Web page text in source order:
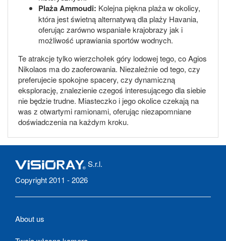
Plaża Ammoudi: Kolejna piękna plaża w okolicy,
która jest świetną alternatywą dla plaży Havania,
oferując zarówno wspaniałe krajobrazy jak i
możliwość uprawiania sportów wodnych.
Te atrakcje tylko wierzchołek góry lodowej tego, co Agios
Nikolaos ma do zaoferowania. Niezależnie od tego, czy
preferujecie spokojne spacery, czy dynamiczną
eksplorację, znalezienie czegoś interesującego dla siebie
nie będzie trudne. Miasteczko i jego okolice czekają na
was z otwartymi ramionami, oferując niezapomniane
doświadczenia na każdym kroku.
S.r.l.
Copyright 2011 - 2026
About us